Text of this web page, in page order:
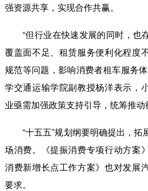
山东 河南 湖北
广东 广西 海南
陕西 甘肃 青海
多语种频道
English
强资源共享，实现合作共赢。
“但行业在快速发展的同时，也
覆盖面不足、租赁服务便利化程度
规范等问题，影响消费者租车服务
学交通运输学院副教授杨洋表示，
业亟需加强政策支持引导，统筹推动
“十五五”规划纲要明确提出，拓
场消费。《提振消费专项行动方案
消费新增长点工作方案》也对发展
要求。